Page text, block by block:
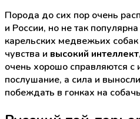
Порода до сих пор очень
и России, но не так
карельских медвежьих
чувства и высокий интеллект
очень хорошо справляются с
послушание, а сила и
побеждать в гонках на